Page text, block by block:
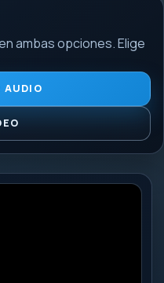
ambas opciones. Elige
AUDIO